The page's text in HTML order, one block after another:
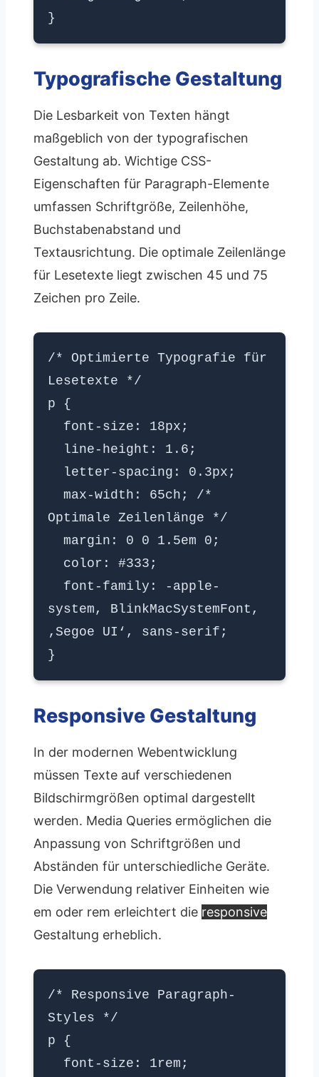
}
Typografische Gestaltung
Die Lesbarkeit von Texten hängt
maßgeblich von der typografischen
Gestaltung ab. Wichtige CSS-
Eigenschaften für Paragraph-Elemente
umfassen Schriftgröße, Zeilenhöhe,
Buchstabenabstand und
Textausrichtung. Die optimale Zeilenlänge
für Lesetexte liegt zwischen 45 und 75
Zeichen pro Zeile.
/* Optimierte Typografie für
Lesetexte */
p {
font-size: 18px;
line-height: 1.6;
letter-spacing: 0.3px;
max-width: 65ch; /*
Optimale Zeilenlänge */
margin: 0 0 1.5em 0;
color: #333;
font-family: -apple-
system, BlinkMacSystemFont,
‚Segoe UI‘, sans-serif;
}
Responsive Gestaltung
In der modernen Webentwicklung
müssen Texte auf verschiedenen
Bildschirmgrößen optimal dargestellt
werden. Media Queries ermöglichen die
Anpassung von Schriftgrößen und
Abständen für unterschiedliche Geräte.
Die Verwendung relativer Einheiten wie
em oder rem erleichtert die responsive
Gestaltung erheblich.
/* Responsive Paragraph-
Styles */
p {
font-size: 1rem;